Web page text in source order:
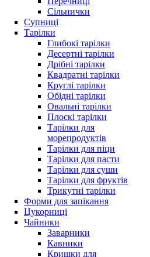
Сільнички
Супниці
Тарілки
Глибокі тарілки
Десертні тарілки
Дрібні тарілки
Квадратні тарілки
Круглі тарілки
Обідні тарілки
Овальні тарілки
Плоскі тарілки
Тарілки для
морепродуктів
Тарілки для піци
Тарілки для пасти
Тарілки для суши
Тарілки для фруктів
Трикутні тарілки
Форми для запікання
Цукорниці
Чайники
Заварники
Кавники
Кришки для